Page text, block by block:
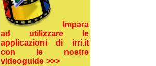
Impara
ad utilizzare le
applicazioni di irri.it
con le nostre
videoguide >>>